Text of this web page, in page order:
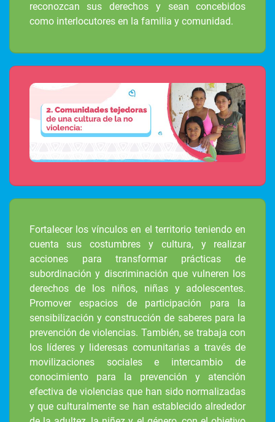
reconozcan sus derechos y sean concebidos
como interlocutores en la familia y comunidad.
Fortalecer los vínculos en el territorio teniendo en
cuenta sus costumbres y cultura, y realizar
acciones para transformar prácticas de
subordinación y discriminación que vulneren los
derechos de los niños, niñas y adolescentes.
Promover espacios de participación para la
sensibilización y construcción de saberes para la
prevención de violencias. También, se trabaja con
los líderes y lideresas comunitarias a través de
movilizaciones sociales e intercambio de
conocimiento para la prevención y atención
efectiva de violencias que han sido normalizadas
y que culturalmente se han establecido alrededor